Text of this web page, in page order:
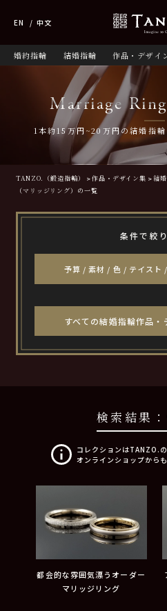
婚約指輪 結婚指輪 作品・デザイ
EN 中文
Marriage
1本約15万円~20万円の結婚指
TANZO.（鍛造指輪） 作品・デザイン集 結
（マリッジリング）の一覧
条件で絞
予算 / 素材 / 色 / テイスト
すべての結婚指輪作品・
検索結果：
コレクションはTANZO.
オンラインショップから
都会的な雰囲気漂うオーダー
マリッジリング